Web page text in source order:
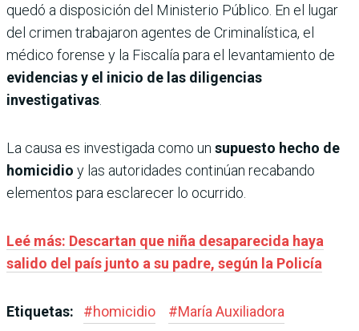
quedó a disposición del Ministerio Público. En el lugar
del crimen trabajaron agentes de Criminalística, el
médico forense y la Fiscalía para el levantamiento de
evidencias y el inicio de las diligencias
investigativas
La causa es investigada como un supuesto hecho de
homicidio y las autoridades continúan recabando
elementos para esclarecer lo ocurrido.
Leé más: Descartan que niña desaparecida haya
salido del país junto a su padre, según la Policía
Etiquetas: #homicidio #María Auxiliadora